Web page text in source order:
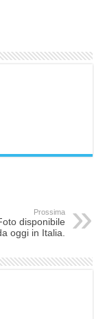
Prossima
disponibile
oggi in Italia.